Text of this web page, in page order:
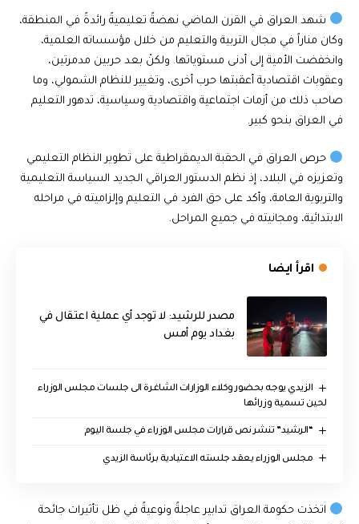
شهد العراق في القرن الماضي نهضةً تعليميةً رائدةً في المنطقة،
وكان مناراً في مجال التربية والتعليم من خلال مؤسساته العلمية،
وانخفضت الأمية إلى أدنى مستوياتها. ولكنْ بعد حربين مدمرتين،
وعقوبات اقتصادية أعقبتها حرب أخرى، وتغيير للنظام الشمولي، وما
صاحب ذلك من أزمات اجتماعية واقتصادية وسياسية، تدهور التعليم
في العراق بنحو كبير.
حرص العراق في الحقبة الديمقراطية على تطوير النظام التعليمي
وتعزيزه في البلاد، إذ نظم الدستور العراقي الجديد السياسة التعليمية
والتربوية العامة، وأكد على حق الفرد في التعليم وإلزاميته في مراحله
الابتدائية، ومجانيته في جميع المراحل.
اقرأ ايضا
مصدر للرشيد: لا توجد أي عملية اعتقال في
بغداد يوم أمس
الزيدي يوجه بحضور وكلاء الوزارات الشاغرة الى جلسات مجلس الوزراء
لحين تسمية وزرائها
“الرشيد” تنشر نص قرارات مجلس الوزراء في جلسة اليوم
مجلس الوزراء يعقد جلسته الاعتيادية برئاسة الزيدي
اتخذت حكومة العراق تدابير عاجلةً ونوعيةً في ظل تأثيرات جائحة